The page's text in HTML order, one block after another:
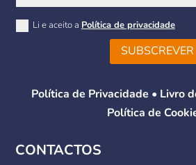
Li e aceito a Política de privacidade
SUBSCREVER
Política de Privacidade • Livro
Política de
CONTACTOS